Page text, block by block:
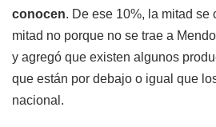
conocen. De ese 10%, la mitad se
mitad no porque no se trae a
y agregó que existen algunos
que están por debajo o igual que
nacional.